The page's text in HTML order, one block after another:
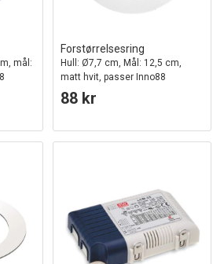
mål:
Forstørrelsesring
Hull: Ø7,7 cm, Mål: 12,5 cm,
matt hvit, passer Inno88
88 kr